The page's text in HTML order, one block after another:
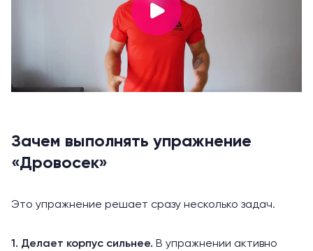
Зачем выполнять упражнение
«Дровосек»
Это упражнение решает сразу несколько задач.
1. Делает корпус сильнее. В упражнении активно